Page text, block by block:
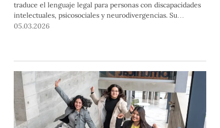
traduce el lenguaje legal para personas con discapacidades
intelectuales, psicosociales y neurodivergencias. Su
nombre: JustaMente. El proyecto ganó el Desafío Pro Bono
05.03.2026